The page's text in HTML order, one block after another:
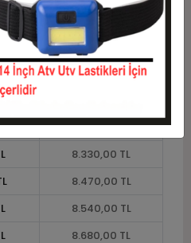
7.630,00 TL
7.770,00 TL
7.910,00 TL
8.190,00 TL
8.330,00 TL
8.470,00 TL
8.540,00 TL
8.680,00 TL